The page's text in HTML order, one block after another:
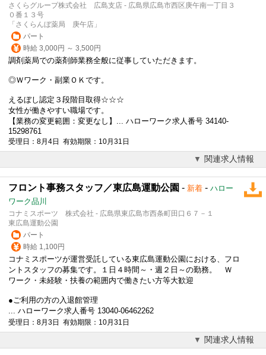
さくらグループ株式会社 広島支店 - 広島県広島市西区庚午南一丁目３
０番１３号
「さくらんぼ薬局 庚午店」
パート
時給 3,000円 ～ 3,500円
調剤薬局での薬剤師業務全般に従事していただきます。
◎Ｗワーク ・副業ＯＫです。
えるぼし認定３段階目取得☆☆☆
女性が働きやすい職場です。
【業務の変更範囲：変更なし】... ハローワーク求人番号 34140-
15298761
受理日：8月4日 有効期限：10月31日
関連求人情報
フロント事務スタッフ／東広島運動公園 - 新着 - ハロー
ワーク品川
コナミスポーツ 株式会社 - 広島県東広島市西条町田口６７－１
東広島運動公園
パート
時給 1,100円
コナミスポーツが運営受託している東広島運動公園における、フロ
ントスタッフの募集です。１日４時間～・週２日～の勤務。 Ｗ
ワーク・未経験・扶養の範囲内で働きたい方等大歓迎
●ご利用の方の入退館管理
... ハローワーク求人番号 13040-06462262
受理日：8月3日 有効期限：10月31日
関連求人情報